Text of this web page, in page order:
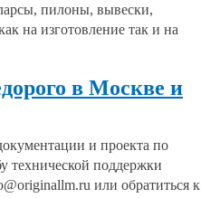
пилоны, вывески,
на изготовление так и на
в Москве и
и проекта по
технической поддержки
или обратиться к